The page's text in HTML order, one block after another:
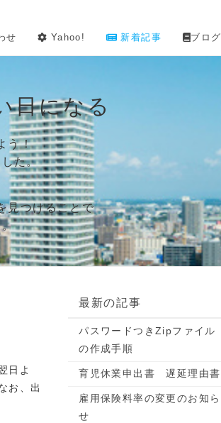
せ Yahoo! 新着記事 ブログ
日になる
う！
た。
見つけることで
日よ
お、出
最新の記事
パスワードつきZipファイル
の作成手順
育児休業申出書 遅延理由書
雇用保険料率の変更のお知ら
せ